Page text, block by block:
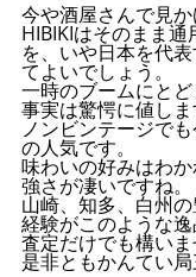
今や酒屋さんで見
HIBIKIはそのまま
を、いや日本を代
てよいでしょう。
一時のブームにと
事実は驚愕に値しま
ノンビンテージで
の人気です。
味わいの好みはわ
強さが凄いですね。
山崎、知多、白州
経験がこのような
査定だけでも構いま
是非ともかんてい